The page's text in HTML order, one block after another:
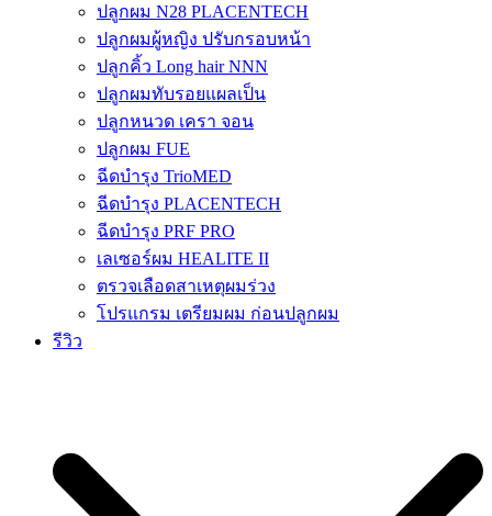
ปลูกผม N28 PLACENTECH
ปลูกผมผู้หญิง ปรับกรอบหน้า
ปลูกคิ้ว Long hair NNN
ปลูกผมทับรอยแผลเป็น
ปลูกหนวด เครา จอน
ปลูกผม FUE
ฉีดบำรุง TrioMED
ฉีดบำรุง PLACENTECH
ฉีดบำรุง PRF PRO
เลเซอร์ผม HEALITE II
ตรวจเลือดสาเหตุผมร่วง
โปรแกรม เตรียมผม ก่อนปลูกผม
รีวิว